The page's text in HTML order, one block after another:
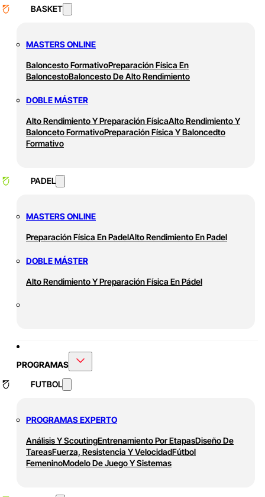
BASKET
MASTERS ONLINE
Baloncesto FormativoPreparación Física En
BaloncestoBaloncesto De Alto Rendimiento
DOBLE MÁSTER
Alto Rendimiento Y Preparación FísicaAlto Rendimiento Y
Balonceto FormativoPreparación Física Y Baloncedto
Formativo
PADEL
MASTERS ONLINE
Preparación Física En PadelAlto Rendimiento En Padel
DOBLE MÁSTER
Alto Rendimiento Y Preparación Física En Pádel
PROGRAMAS
FUTBOL
PROGRAMAS EXPERTO
Análisis Y ScoutingEntrenamiento Por EtapasDiseño De
TareasFuerza, Resistencia Y VelocidadFútbol
FemeninoModelo De Juego Y Sistemas